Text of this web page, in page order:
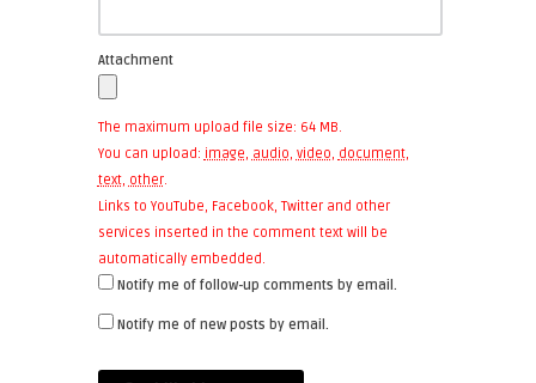
Attachment
The maximum upload file size: 64 MB.
You can upload: image, audio, video, document,
text, other.
Links to YouTube, Facebook, Twitter and other
services inserted in the comment text will be
automatically embedded.
Notify me of follow-up comments by email.
Notify me of new posts by email.